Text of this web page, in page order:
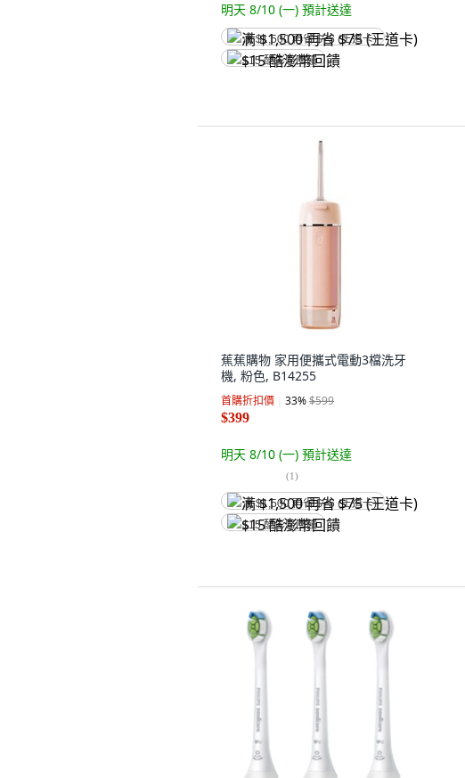
明天 8/10 (一) 預計送達
满 $1,500 再省 $75 (王道卡)
$15 酷澎幣回饋
蕉蕉購物 家用便攜式電動3檔洗牙
機, 粉色, B14255
首購折扣價 33%$599
$399
明天 8/10 (一) 預計送達
(1)
满 $1,500 再省 $75 (王道卡)
$15 酷澎幣回饋